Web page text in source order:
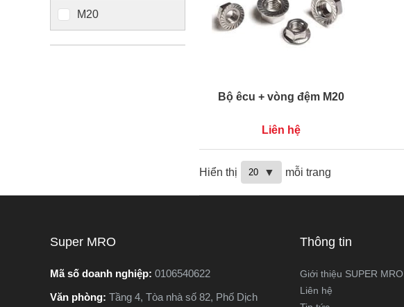
M20
Bộ êcu + vòng đệm M20
Liên hệ
Hiển thị mỗi trang
Super MRO
Mã số doanh nghiệp: 0106540622
Văn phòng: Tầng 4, Tòa nhà số 82, Phố Dịch
Thông tin
Giới thiệu SUPER MRO
Liên hệ